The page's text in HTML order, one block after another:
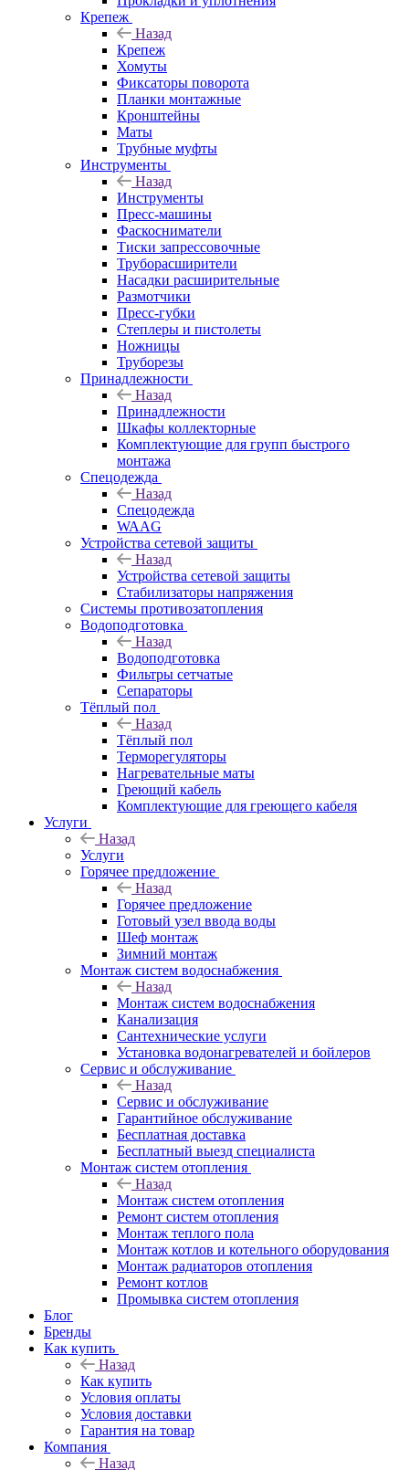
Крепеж
Назад
Крепеж
Хомуты
Фиксаторы поворота
Планки монтажные
Кронштейны
Маты
Трубные муфты
Инструменты
Назад
Инструменты
Пресс-машины
Фаскосниматели
Тиски запрессовочные
Труборасширители
Насадки расширительные
Размотчики
Пресс-губки
Степлеры и пистолеты
Ножницы
Труборезы
Принадлежности
Назад
Принадлежности
Шкафы коллекторные
Комплектующие для групп быстрого
монтажа
Спецодежда
Назад
Спецодежда
WAAG
Устройства сетевой защиты
Назад
Устройства сетевой защиты
Стабилизаторы напряжения
Системы противозатопления
Водоподготовка
Назад
Водоподготовка
Фильтры сетчатые
Сепараторы
Тёплый пол
Назад
Тёплый пол
Терморегуляторы
Нагревательные маты
Греющий кабель
Комплектующие для греющего кабеля
Услуги
Назад
Услуги
Горячее предложение
Назад
Горячее предложение
Готовый узел ввода воды
Шеф монтаж
Зимний монтаж
Монтаж систем водоснабжения
Назад
Монтаж систем водоснабжения
Канализация
Сантехнические услуги
Установка водонагревателей и бойлеров
Сервис и обслуживание
Назад
Сервис и обслуживание
Гарантийное обслуживание
Бесплатная доставка
Бесплатный выезд специалиста
Монтаж систем отопления
Назад
Монтаж систем отопления
Ремонт систем отопления
Монтаж теплого пола
Монтаж котлов и котельного оборудования
Монтаж радиаторов отопления
Ремонт котлов
Промывка систем отопления
Блог
Бренды
Как купить
Назад
Как купить
Условия оплаты
Условия доставки
Гарантия на товар
Компания
Назад